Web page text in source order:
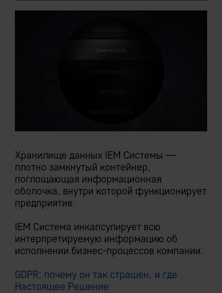
Хранилище данных IEM Системы —
плотно замкнутый контейнер,
поглощающая информационная
оболочка, внутри которой функционирует
предприятие.
IEM Система инкапсулирует всю
интерпретируемую информацию об
исполнении бизнес-процессов компании.
GDPR: почему он так страшен, и где
Настоящее Решение